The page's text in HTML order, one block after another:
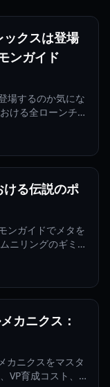
クスは登場
ンガイド
場するのか気にな
ける全ローンチロ
る伝説のポ
ンガイドでメタを
ニリングのギミッ
カニクス：
カニクスをマスタ
育成コスト、